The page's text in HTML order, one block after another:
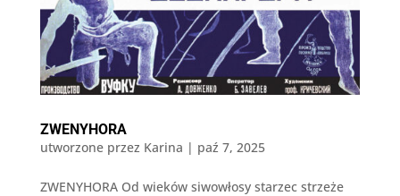
ZWENYHORA
utworzone przez Karina | paź 7, 2025
ZWENYHORA Od wieków siwowłosy starzec strzeże